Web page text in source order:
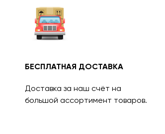
БЕСПЛАТНАЯ ДОСТАВКА
Доставка за наш счёт на
большой ассортимент товаров.